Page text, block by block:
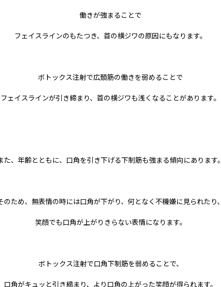
働きが強まることで
フェイスラインのもたつき、首の横ジワの原因にもなります。
ボトックス注射で広頚筋の働きを弱めることで
フェイスラインが引き締まり、首の横ジワも浅くなることがあります。
た、年齢とともに、口角を引き下げる下制筋も強まる傾向にあります
のため、無表情の時には口角が下がり、何となく不機嫌に見られたり
笑顔でも口角が上がりきらない表情になります。
ボトックス注射で口角下制筋を弱めることで、
口角がキュッと引き締まり、より口角の上がった笑顔が得られます。